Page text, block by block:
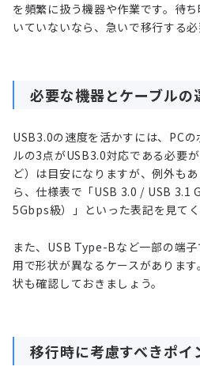
を頻繁に扱う機器や作業です。待
いていないなら、急いで移行する必
必要な機器とケーブルの
USB3.0の速度を活かすには、PC
ルの3点がUSB3.0対応である必要
ど）は目安になりますが、例外も
ら、仕様表で「USB 3.0 / USB 3.1
5Gbps級）」といった表記を見てく
また、USB Type-Bなど一部の端
用で形状が異なるケースがありま
状も確認しておきましょう。
移行時に考慮すべきポイ